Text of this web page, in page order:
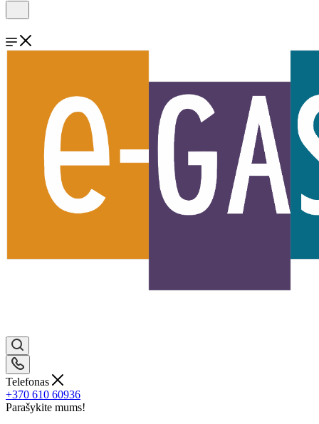
Telefonas
+370 610 60936
Parašykite mums!